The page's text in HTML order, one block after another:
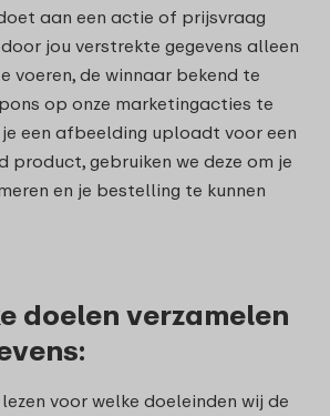
aan een actie of prijsvraag
jou verstrekte gegevens alleen
voeren, de winnaar bekend te
op onze marketingacties te
je een afbeelding uploadt voor een
product, gebruiken we deze om je
en je bestelling te kunnen
doelen verzamelen
voor welke doeleinden wij de